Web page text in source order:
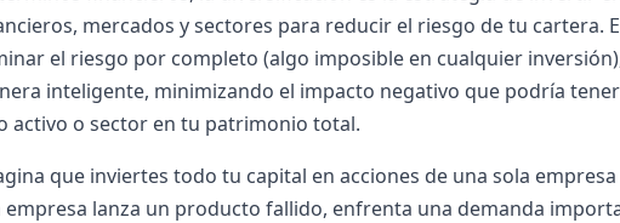
mercados y sectores para reducir el riesgo de tu cartera.
el riesgo por completo (algo imposible en cualquier
inteligente, minimizando el impacto negativo que podría
activo o sector en tu patrimonio total.
que inviertes todo tu capital en acciones de una sola
empresa lanza un producto fallido, enfrenta una demanda